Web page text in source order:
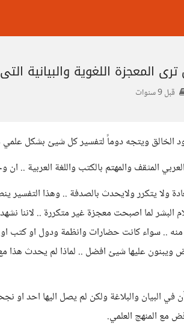
المعجزة اللغوية والبيانية
قبل 9 سنوات
الخالق ويتجه دوماً لتفسير كل شيئ بشكل
المثقف والمهتم بالكتب واللغة العربية .. ان
ولا يتكرر ولايحدث بالصدفة .. وهذا التفسير
البشر لما اصبحت معجزة غير متكررة .. لاننا
.. سواء كانت حضارات وانظمة ودول او كتب
في البيان والبلاغة ولكن لم يصل اليها احد او
مع المنهج العلمي.